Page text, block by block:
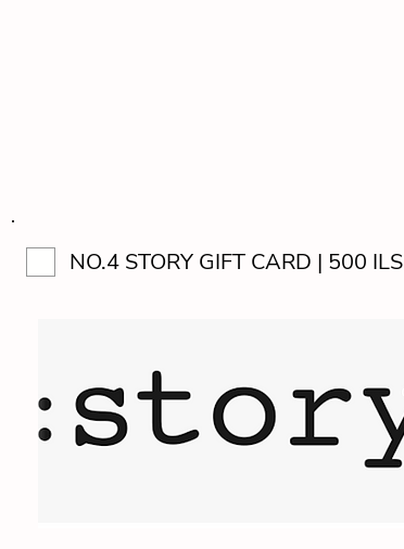
NO.4 STORY GIFT CARD | 500 ILS